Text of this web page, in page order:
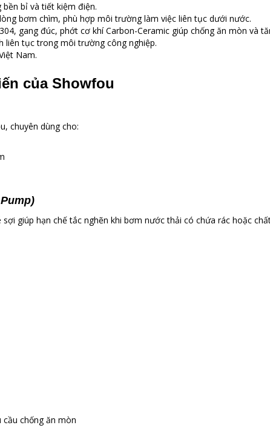
bỉ và tiết kiệm điện.
bơm chìm, phù hợp môi trường làm việc liên tục dưới nước.
gang đúc, phớt cơ khí Carbon-Ceramic giúp chống ăn mòn và
liên tục trong môi trường công nghiệp.
Nam.
của Showfou
chuyên dùng cho:
giúp hạn chế tắc nghẽn khi bơm nước thải có chứa rác hoặc
chống ăn mòn